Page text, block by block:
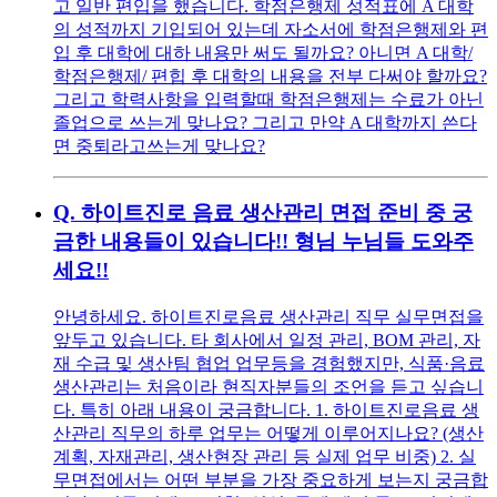
고 일반 편입을 했습니다. 학점은행제 성적표에 A 대학
의 성적까지 기입되어 있는데 자소서에 학점은행제와 편
입 후 대학에 대하 내용만 써도 될까요? 아니면 A 대학/
학점은행제/ 편힙 후 대학의 내용을 전부 다써야 할까요?
그리고 학력사항을 입력할때 학점은행제는 수료가 아닌
졸업으로 쓰는게 맞나요? 그리고 만약 A 대학까지 쓴다
면 중퇴라고쓰는게 맞나요?
Q. 하이트진로 음료 생산관리 면접 준비 중 궁
금한 내용들이 있습니다!! 형님 누님들 도와주
세요!!
안녕하세요. 하이트진로음료 생산관리 직무 실무면접을
앞두고 있습니다. 타 회사에서 일정 관리, BOM 관리, 자
재 수급 및 생산팀 협업 업무등을 경험했지만, 식품·음료
생산관리는 처음이라 현직자분들의 조언을 듣고 싶습니
다. 특히 아래 내용이 궁금합니다. 1. 하이트진로음료 생
산관리 직무의 하루 업무는 어떻게 이루어지나요? (생산
계획, 자재관리, 생산현장 관리 등 실제 업무 비중) 2. 실
무면접에서는 어떤 부분을 가장 중요하게 보는지 궁금합